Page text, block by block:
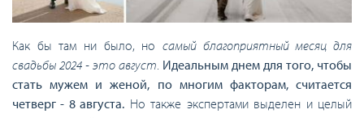
Как бы там ни было, но самый благоприятный месяц для
свадьбы 2024 - это август Идеальным днем для того, чтобы
стать мужем и женой, по многим факторам, считается
четверг - 8 августа. Но также экспертами выделен и целый